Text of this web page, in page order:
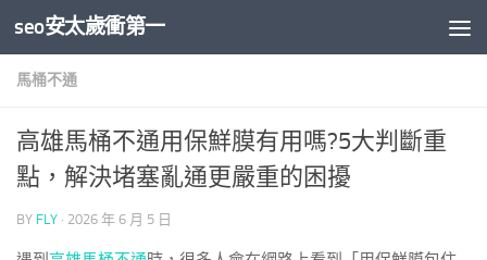
Skip to content
seo安太歲衝第一
馬桶不通
高雄馬桶不通用保鮮膜有用嗎?5大判斷重
點，解決堵塞亂通更嚴重的困擾
BY FLY · 2026 年 6 月 5 日